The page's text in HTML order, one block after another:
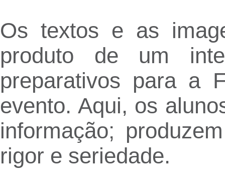
Os textos e as
produto de um
preparativos para a
evento. Aqui, os
informação;
rigor e seriedade.